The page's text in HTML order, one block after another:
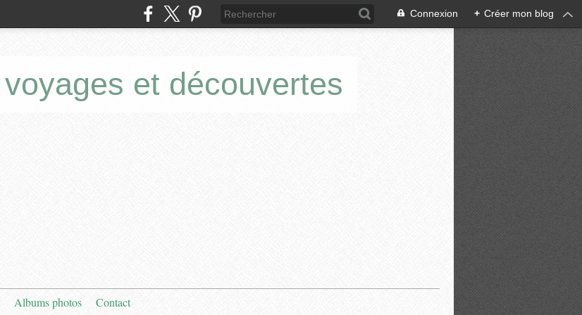
Connexion + Créer mon blog
et découvertes
Albums photos Contact